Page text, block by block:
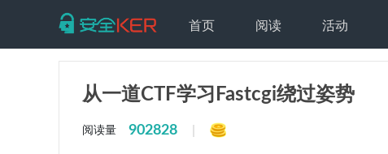
首页 阅读 活动
从一道CTF学习Fastcgi绕过姿势
阅读量 902828